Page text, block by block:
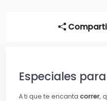
Especiales
A ti que te encanta correr,